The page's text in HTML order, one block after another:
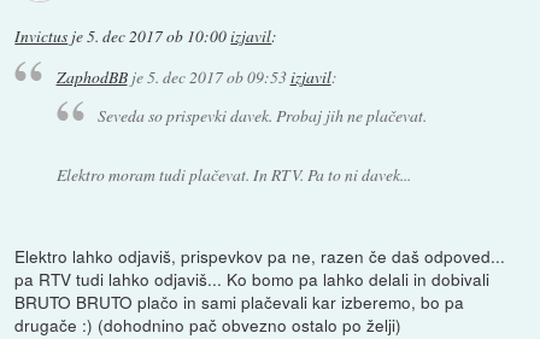
Invictus je5. dec 2017 ob 10:00izjavil:
ZaphodBBje5. dec 2017 ob 09:53izjavil:
Seveda so prispevki davek. Probaj jih ne plačevat.
Elektro moram tudi plačevat. In RTV. Pa to ni davek...
Elektro lahko odjaviš, prispevkov pa ne, razen če daš odpoved...
pa RTV tudi lahko odjaviš... Ko bomo pa lahko delali in dobivali
BRUTO BRUTO plačo in sami plačevali kar izberemo, bo pa
drugače :) (dohodnino pač obvezno ostalo po želji)